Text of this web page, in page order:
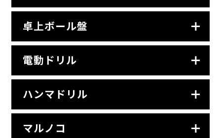
卓上ボール盤
電動ドリル
ハンマドリル
マルノコ